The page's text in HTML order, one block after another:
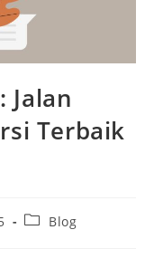
Jalan
Terbaik
PostBlog